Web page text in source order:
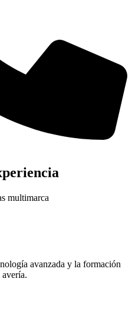
multimarca
avanzada y la formación